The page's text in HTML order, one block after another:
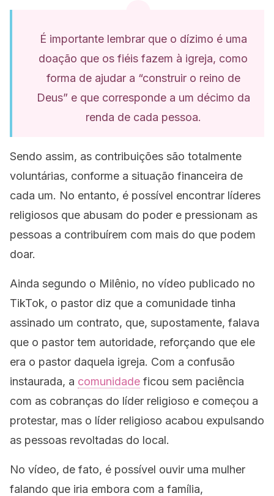
É importante lembrar que o dízimo é uma
doação que os fiéis fazem à igreja, como
forma de ajudar a “construir o reino de
Deus” e que corresponde a um décimo da
renda de cada pessoa.
Sendo assim, as contribuições são totalmente
voluntárias, conforme a situação financeira de
cada um. No entanto, é possível encontrar líderes
religiosos que abusam do poder e pressionam as
pessoas a contribuírem com mais do que podem
doar.
Ainda segundo o Milênio, no vídeo publicado no
TikTok, o pastor diz que a comunidade tinha
assinado um contrato, que, supostamente, falava
que o pastor tem autoridade, reforçando que ele
era o pastor daquela igreja. Com a confusão
instaurada, a comunidade ficou sem paciência
com as cobranças do líder religioso e começou a
protestar, mas o líder religioso acabou expulsando
as pessoas revoltadas do local.
No vídeo, de fato, é possível ouvir uma mulher
falando que iria embora com a família,